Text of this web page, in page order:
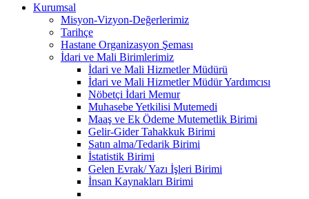
Kurumsal
Misyon-Vizyon-Değerlerimiz
Tarihçe
Hastane Organizasyon Şeması
İdari ve Mali Birimlerimiz
İdari ve Mali Hizmetler Müdürü
İdari ve Mali Hizmetler Müdür Yardımcısı
Nöbetçi İdari Memur
Muhasebe Yetkilisi Mutemedi
Maaş ve Ek Ödeme Mutemetlik Birimi
Gelir-Gider Tahakkuk Birimi
Satın alma/Tedarik Birimi
İstatistik Birimi
Gelen Evrak/ Yazı İşleri Birimi
İnsan Kaynakları Birimi